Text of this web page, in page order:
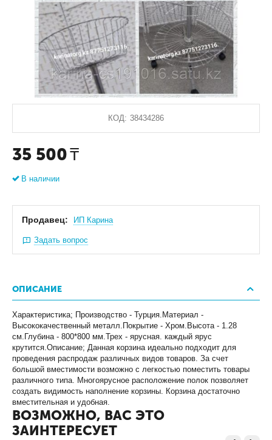
КОД: 38434286
35 500 ₸
В наличии
Продавец: ИП Карина
Задать вопрос
ОПИСАНИЕ
Характеристика; Производство - Турция.Материал -
Высококачественный металл.Покрытие - Хром.Высота - 1.28
см.Глубина - 800*800 мм.Трех - ярусная. каждый ярус
крутится.Описание; Данная корзина идеально подходит для
проведения распродаж различных видов товаров. За счет
большой вместимости возможно с легкостью поместить товары
различного типа. Многоярусное расположение полок позволяет
создать видимость наполнение корзины. Корзина достаточно
вместительная и удобная.
ВОЗМОЖНО, ВАС ЭТО
ЗАИНТЕРЕСУЕТ